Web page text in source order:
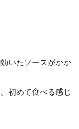
いたソースがかか
初めて食べる感じ